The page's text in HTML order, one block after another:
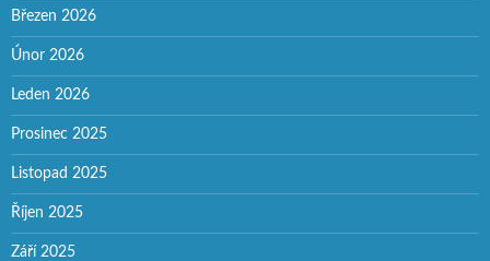
Březen 2026
Únor 2026
Leden 2026
Prosinec 2025
Listopad 2025
Říjen 2025
Září 2025